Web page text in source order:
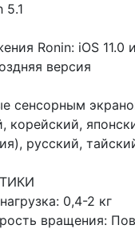
5.1
Ronin: iOS 11.0
версия
сенсорным
корейский,
русский,
0,4-2 кг
вращения: